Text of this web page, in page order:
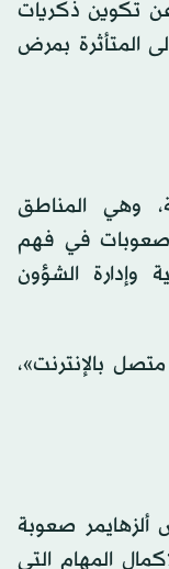
تكوين ذكريات
المتأثرة بمرض
وهي المناطق
صعوبات في فهم
وإدارة الشؤون
بالإنترنت»،
صعوبة
المهام التي